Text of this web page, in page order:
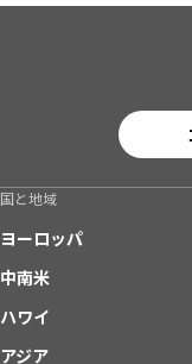
国と地域
ヨーロッパ
中南米
ハワイ
アジア